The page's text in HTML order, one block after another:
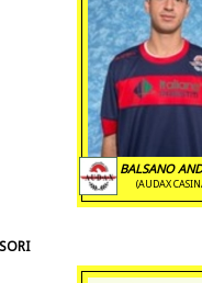
BALSANO
(AUDAX